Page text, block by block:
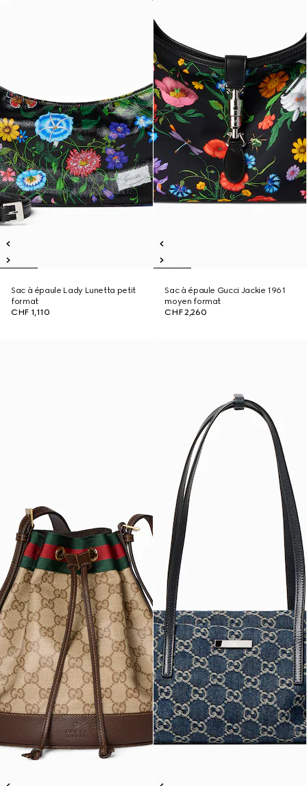
Sac à épaule Lady Lunetta petit
format
CHF 1,110
Sac à épaule Gucci Jackie 1961
moyen format
CHF 2,260